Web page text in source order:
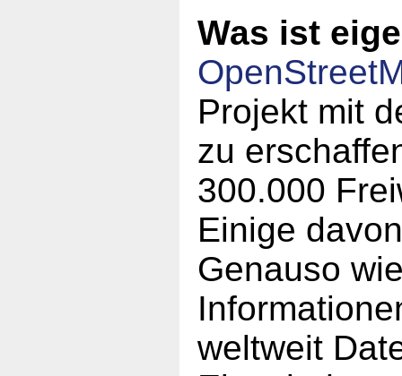
Was ist
Projekt mit
zu
300.000
Einige
Genauso
weltweit